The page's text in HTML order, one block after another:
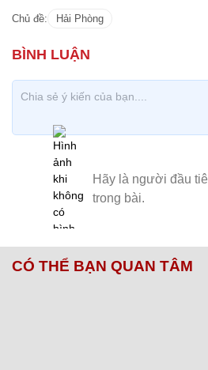
Chủ đề: Hải Phòng
CÓ THỂ BẠN QUAN TÂM